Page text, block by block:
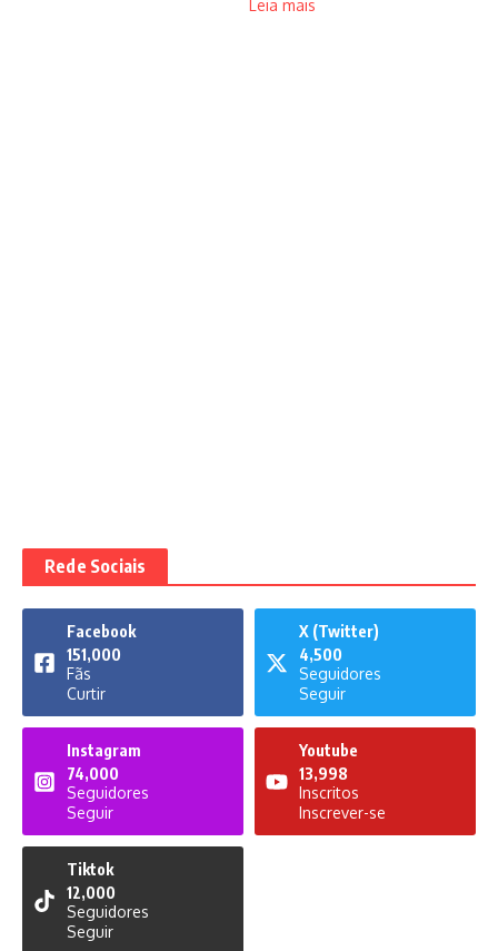
Leia mais
Rede Sociais
Facebook
151,000
Fãs
Curtir
X (Twitter)
4,500
Seguidores
Seguir
Instagram
74,000
Seguidores
Seguir
Youtube
13,998
Inscritos
Inscrever-se
Tiktok
12,000
Seguidores
Seguir